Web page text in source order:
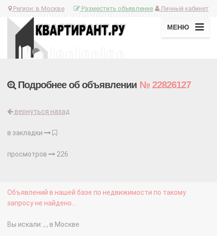
Регион: в Москве Личный кабинет
Разместить объявление
МЕНЮ
Подробнее об объявлении № 22826127
вернуться назад
в закладки
просмотров 226
Объявлений в нашей базе по недвижимости по такому
запросу не найдено...
Вы искали: , , в Москве